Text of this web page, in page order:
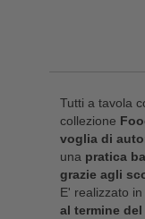
Tutti a tavola
collezione
voglia di
una pratica
grazie agli
E' realizzato in
al termine